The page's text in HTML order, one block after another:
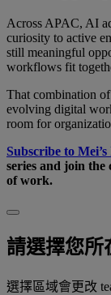
Across APAC, AI
curiosity to active
still meaningful
workflows fit
That combination
evolving digital
room for
Subscribe to
series and join
of work.
請選擇您所
選擇區域會更改